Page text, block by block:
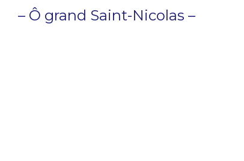
– Ô grand Saint-Nicolas –